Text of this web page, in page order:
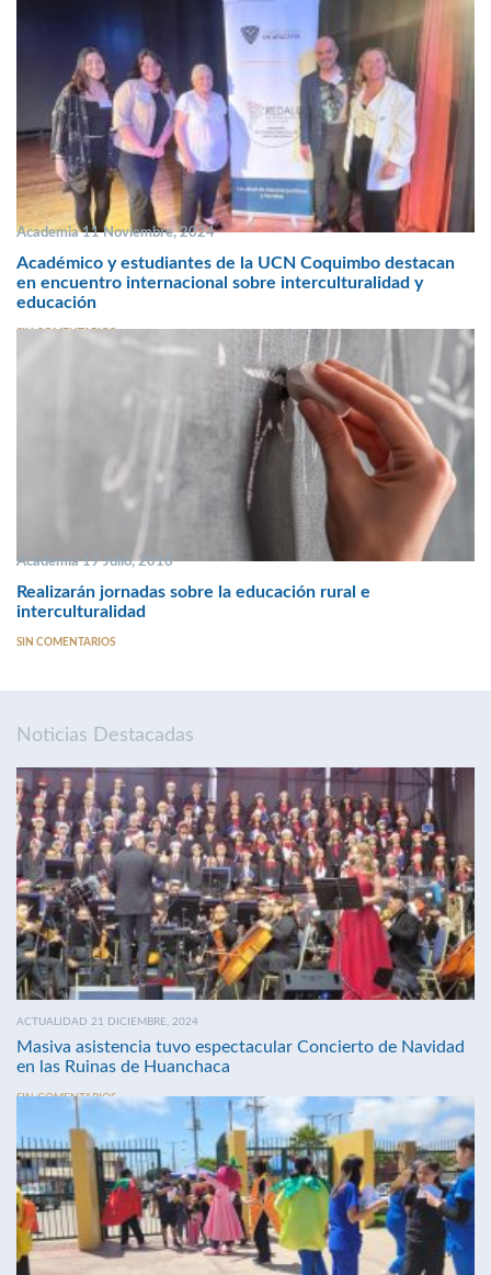
Academia 11 Noviembre, 2024
Académico y estudiantes de la UCN Coquimbo destacan
en encuentro internacional sobre interculturalidad y
educación
Academia 19 Julio, 2016
Realizarán jornadas sobre la educación rural e
interculturalidad
SIN COMENTARIOS
Noticias Destacadas
ACTUALIDAD 21 DICIEMBRE, 2024
Masiva asistencia tuvo espectacular Concierto de Navidad
en las Ruinas de Huanchaca
SIN COMENTARIOS